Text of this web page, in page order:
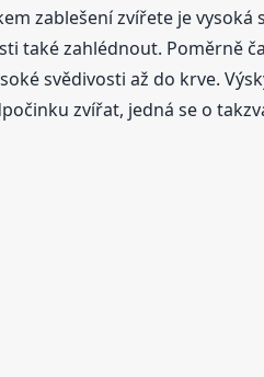
zablešení zvířete je
také zahlédnout. Poměrně
svědivosti až do krve.
zvířat, jedná se o